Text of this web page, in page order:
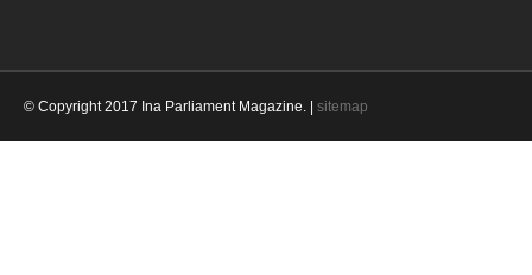
© Copyright 2017 Ina Parliament Magazine. | sitemap